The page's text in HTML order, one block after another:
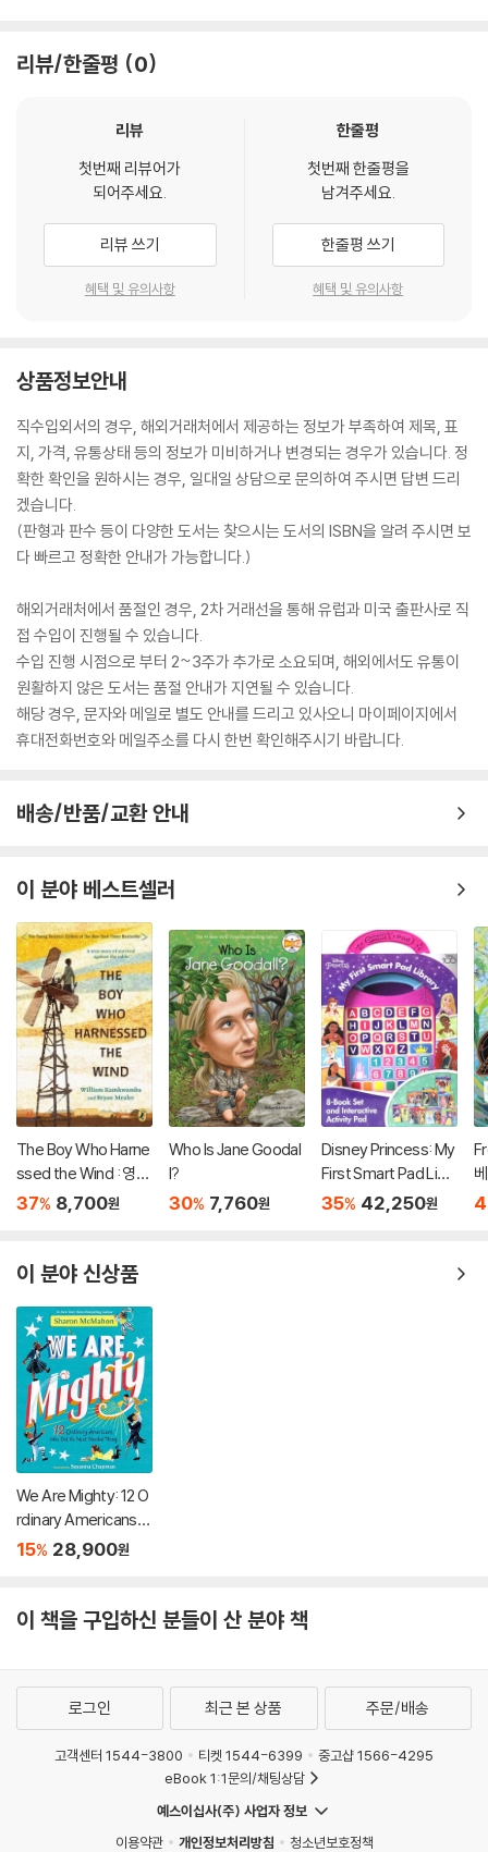
리뷰/한줄평 0
리뷰
첫번째 리뷰어가
되어주세요.
리뷰 쓰기
혜택 및 유의사항
한줄평
첫번째 한줄평을
남겨주세요.
한줄평 쓰기
혜택 및 유의사항
상품정보안내
직수입외서의 경우, 해외거래처에서 제공하는 정보가 부족하여 제목, 표
지, 가격, 유통상태 등의 정보가 미비하거나 변경되는 경우가 있습니다. 정
확한 확인을 원하시는 경우, 일대일 상담으로 문의하여 주시면 답변 드리
겠습니다.
(판형과 판수 등이 다양한 도서는 찾으시는 도서의 ISBN을 알려 주시면 보
다 빠르고 정확한 안내가 가능합니다.)
해외거래처에서 품절인 경우, 2차 거래선을 통해 유럽과 미국 출판사로 직
접 수입이 진행될 수 있습니다.
수입 진행 시점으로 부터 2~3주가 추가로 소요되며, 해외에서도 유통이
원활하지 않은 도서는 품절 안내가 지연될 수 있습니다.
해당 경우, 문자와 메일로 별도 안내를 드리고 있사오니 마이페이지에서
휴대전화번호와 메일주소를 다시 한번 확인해주시기 바랍니다.
배송/반품/교환 안내
이 분야 베스트셀러
The Boy Who Harne
ssed the Wind : 영화
'바람을 길들인 풍차소
37% 8,700원
Who Is Jane Goodal
l?
30% 7,760원
Disney Princess: My
First Smart Pad Libr
ary
35% 42,250원
이 분야 신상품
We Are Mighty: 12 O
rdinary Americans
Who Did the Next N
15% 28,900원
이 책을 구입하신 분들이 산 분야 책
로그인 최근 본 상품 주문/배송
고객센터 1544-3800 티켓 1544-6399
중고샵 1566-4295
eBook 1:1문의/채팅상담
예스이십사(주) 사업자 정보
이용약관
개인정보처리방침 청소년보호정책